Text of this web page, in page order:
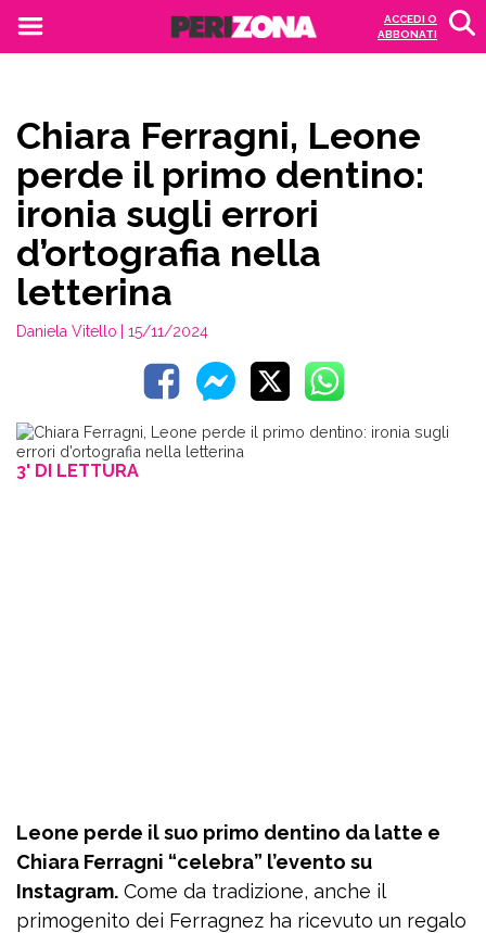
ACCEDI O
ABBONATI
Chiara Ferragni, Leone
perde il primo dentino:
ironia sugli errori
d’ortografia nella
letterina
Daniela Vitello | 15/11/2024
3' DI LETTURA
Leone perde il suo primo dentino da latte e
Chiara Ferragni “celebra” l’evento su
Instagram. Come da tradizione, anche il
primogenito dei Ferragnez ha ricevuto un regalo